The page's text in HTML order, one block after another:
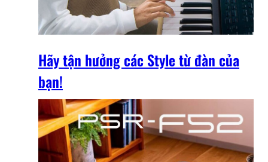
Hãy tận hưởng các Style từ đàn của
bạn!